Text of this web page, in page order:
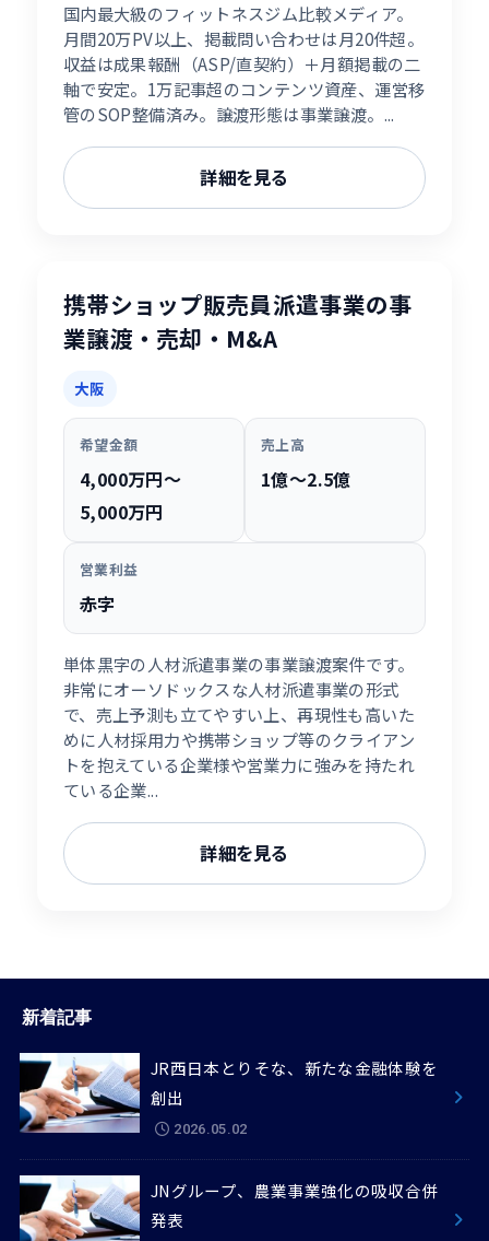
国内最大級のフィットネスジム比較メディア。
月間20万PV以上、掲載問い合わせは月20件超。
収益は成果報酬（ASP/直契約）＋月額掲載の二
軸で安定。1万記事超のコンテンツ資産、運営移
管のSOP整備済み。譲渡形態は事業譲渡。...
詳細を見る
携帯ショップ販売員派遣事業の事
業譲渡・売却・M&A
大阪
希望金額
4,000万円〜
5,000万円
売上高
1億〜2.5億
営業利益
赤字
単体黒字の人材派遣事業の事業譲渡案件です。
非常にオーソドックスな人材派遣事業の形式
で、売上予測も立てやすい上、再現性も高いた
めに人材採用力や携帯ショップ等のクライアン
トを抱えている企業様や営業力に強みを持たれ
ている企業...
詳細を見る
新着記事
JR西日本とりそな、新たな金融体験を
創出
2026.05.02
JNグループ、農業事業強化の吸収合併
発表